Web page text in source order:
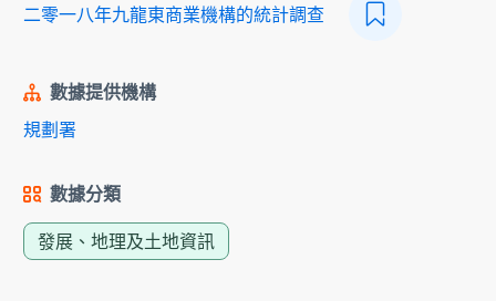
二零一八年九龍東商業機構的統計調查
數據提供機構
規劃署
數據分類
發展、地理及土地資訊